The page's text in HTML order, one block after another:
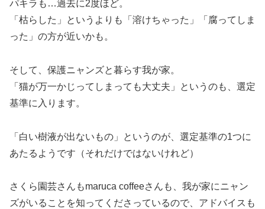
パキラも…過去に2度ほど。
「枯らした」というよりも「溶けちゃった」「腐ってしま
った」の方が近いかも。
そして、保護ニャンズと暮らす我が家。
「猫が万一かじってしまっても大丈夫」というのも、選定
基準に入ります。
「白い樹液が出ないもの」というのが、選定基準の1つに
あたるようです（それだけではないけれど）
さくら園芸さんもmaruca coffeeさんも、我が家にニャン
ズがいることを知ってくださっているので、アドバイスも